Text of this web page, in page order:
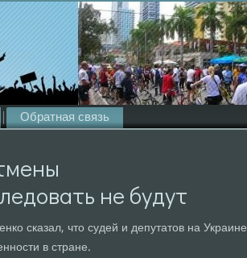
Обратная связь
не будут
сказал, что судей и депутатов на Украине
в стране.